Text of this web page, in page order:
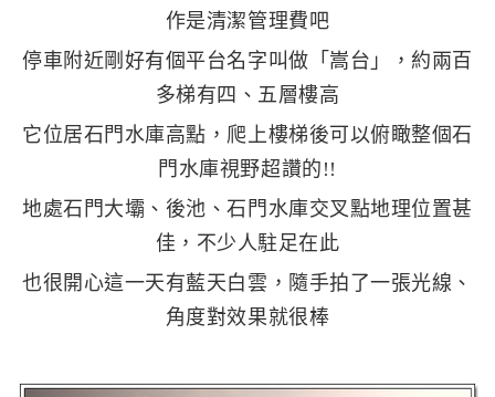
作是清潔管理費吧
停車附近剛好有個平台名字叫做「嵩台」，約兩百
多梯有四、五層樓高
它位居石門水庫高點，爬上樓梯後可以俯瞰整個石
門水庫視野超讚的!!
地處石門大壩、後池、石門水庫交叉點地理位置甚
佳，不少人駐足在此
也很開心這一天有藍天白雲，隨手拍了一張光線、
角度對效果就很棒